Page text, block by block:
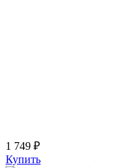
1 749 ₽
Купить